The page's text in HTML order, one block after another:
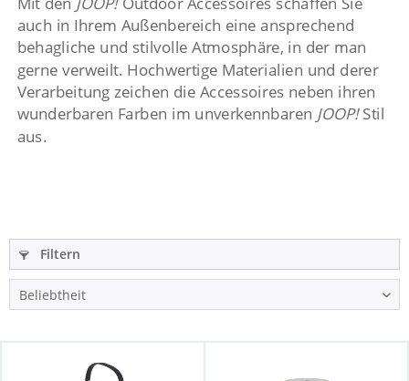
auch in Ihrem Außenbereich eine ansprechend
behagliche und stilvolle Atmosphäre, in der man
gerne verweilt. Hochwertige Materialien und derer
Verarbeitung zeichen die Accessoires neben ihren
wunderbaren Farben im unverkennbaren JOOP!Stil
aus.
Filtern